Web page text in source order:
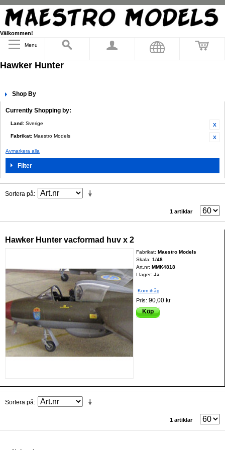
Välkommen!
Menu
Hawker Hunter
Shop By
Currently Shopping by:
Land: Sverige
Fabrikat: Maestro Models
Avmarkera alla
Filter
Sortera på
1 artiklar
Hawker Hunter vacformad huv x 2
Fabrikat:Maestro Models
Skala:1/48
Art.nr:MMK4818
I lager: Ja
Kom ihåg
Pris:90,00 kr
Köp
Sortera på
1 artiklar